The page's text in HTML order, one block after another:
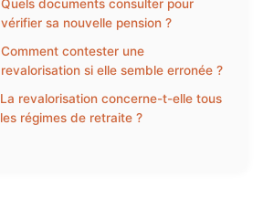
Quels documents consulter pour
vérifier sa nouvelle pension ?
Comment contester une
revalorisation si elle semble erronée ?
La revalorisation concerne-t-elle tous
les régimes de retraite ?